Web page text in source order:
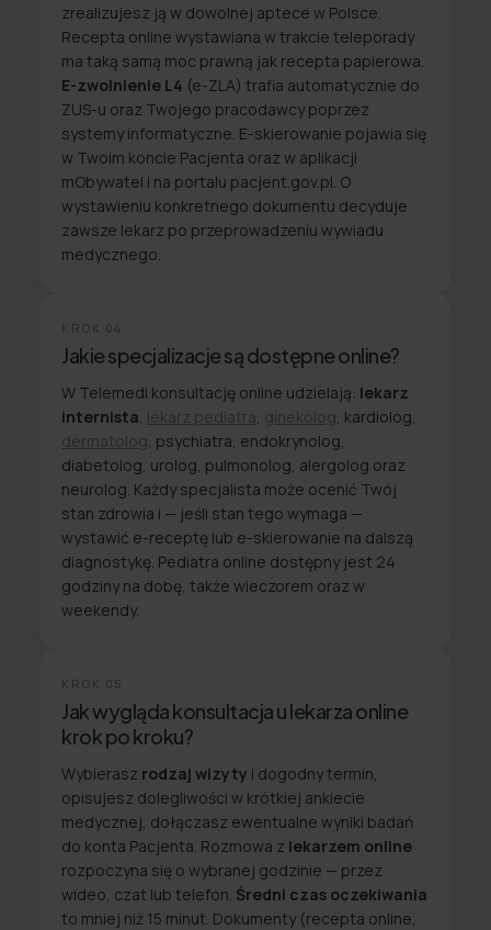
zrealizujesz ją w dowolnej aptece w Polsce.
Recepta online wystawiana w trakcie teleporady
ma taką samą moc prawną jak recepta papierowa.
E-zwolnienie L4 (e-ZLA) trafia automatycznie do
ZUS-u oraz Twojego pracodawcy poprzez
systemy informatyczne. E-skierowanie pojawia się
w Twoim koncie Pacjenta oraz w aplikacji
mObywatel i na portalu pacjent.gov.pl. O
wystawieniu konkretnego dokumentu decyduje
zawsze lekarz po przeprowadzeniu wywiadu
medycznego.
KROK 04
Jakie specjalizacje są dostępne online?
W Telemedi konsultację online udzielają: lekarz
internista lekarz pediatra ginekolog , kardiolog,
dermatolog , psychiatra, endokrynolog,
diabetolog, urolog, pulmonolog, alergolog oraz
neurolog. Każdy specjalista może ocenić Twój
stan zdrowia i — jeśli stan tego wymaga —
wystawić e-receptę lub e-skierowanie na dalszą
diagnostykę. Pediatra online dostępny jest 24
godziny na dobę, także wieczorem oraz w
weekendy.
KROK 05
Jak wygląda konsultacja u lekarza online
krok po kroku?
Wybierasz rodzaj wizyty i dogodny termin,
opisujesz dolegliwości w krótkiej ankiecie
medycznej, dołączasz ewentualne wyniki badań
do konta Pacjenta. Rozmowa z lekarzem online
rozpoczyna się o wybranej godzinie — przez
wideo, czat lub telefon. Średni czas oczekiwania
to mniej niż 15 minut. Dokumenty (recepta online,